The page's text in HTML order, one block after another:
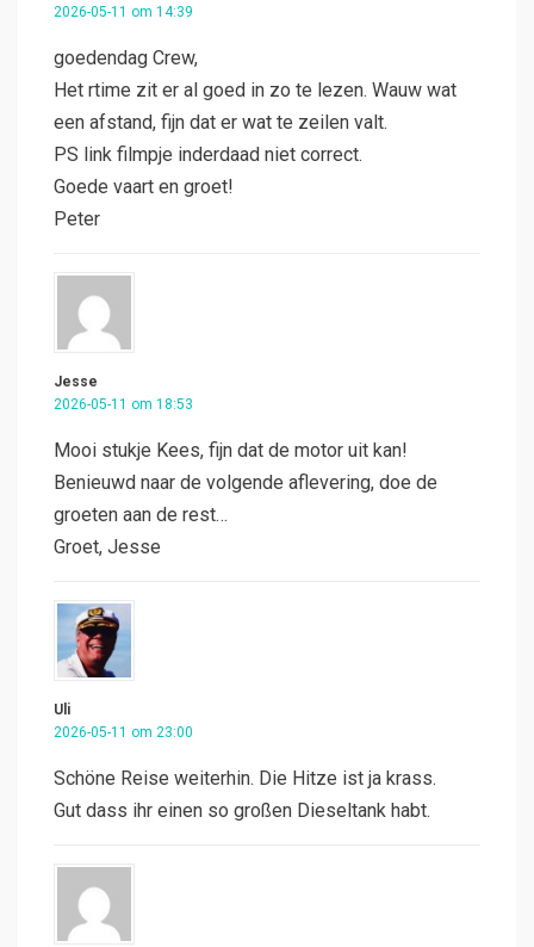
2026-05-11 om 14:39
goedendag Crew,
Het rtime zit er al goed in zo te lezen. Wauw wat
een afstand, fijn dat er wat te zeilen valt.
PS link filmpje inderdaad niet correct.
Goede vaart en groet!
Peter
Jesse
2026-05-11 om 18:53
Mooi stukje Kees, fijn dat de motor uit kan!
Benieuwd naar de volgende aflevering, doe de
groeten aan de rest…
Groet, Jesse
Uli
2026-05-11 om 23:00
Schöne Reise weiterhin. Die Hitze ist ja krass.
Gut dass ihr einen so großen Dieseltank habt.